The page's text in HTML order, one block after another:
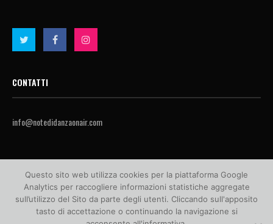
CONTATTI
info@notedidanzaonair.com
Questo sito web utilizza cookies per la piattaforma Google
Analytics per raccogliere informazioni statistiche aggregate
sull’utilizzo del Sito da parte degli utenti. Cliccando sull'apposito
tasto di accettazione o continuando la navigazione si